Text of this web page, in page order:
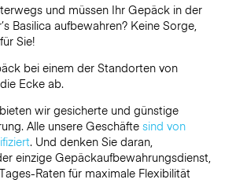
und müssen Ihr Gepäck in der
Basilica aufbewahren? Keine Sorge,
Sie!
bei einem der Standorten von
Ecke ab.
wir gesicherte und günstige
Alle unsere Geschäfte sind von
. Und denken Sie daran,
einzige Gepäckaufbewahrungsdienst,
Raten für maximale Flexibilität